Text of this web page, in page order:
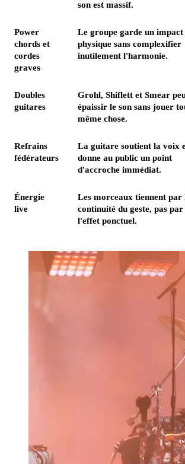
son est massif.
Power
chords et
cordes
graves
Le groupe garde un impact
physique sans complexifier
inutilement l'harmonie.
Doubles
guitares
Grohl, Shiflett et Smear
épaissir le son sans jouer
même chose.
Refrains
fédérateurs
La guitare soutient la voix
donne au public un point
d'accroche immédiat.
Énergie
live
Les morceaux tiennent par
continuité du geste, pas par
l'effet ponctuel.